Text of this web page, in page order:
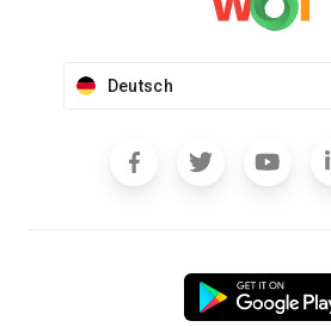
Deutsch